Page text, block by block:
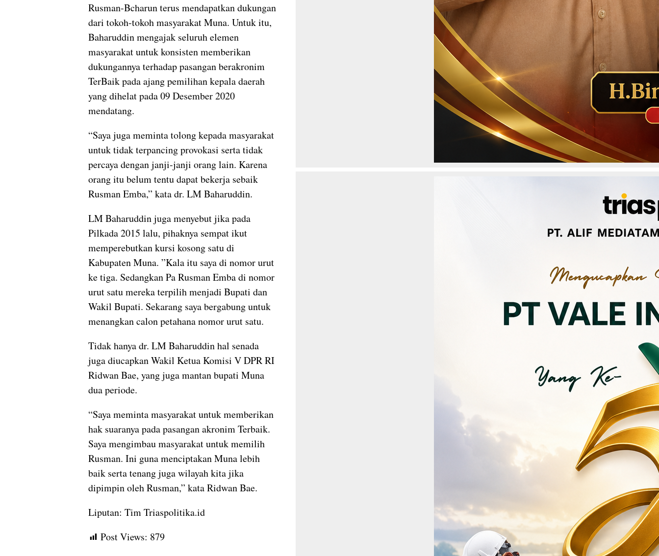
Rusman-Bcharun terus mendapatkan dukungan
dari tokoh-tokoh masyarakat Muna. Untuk itu,
Baharuddin mengajak seluruh elemen
masyarakat untuk konsisten memberikan
dukungannya terhadap pasangan berakronim
TerBaik pada ajang pemilihan kepala daerah
yang dihelat pada 09 Desember 2020
mendatang.
“Saya juga meminta tolong kepada masyarakat
untuk tidak terpancing provokasi serta tidak
percaya dengan janji-janji orang lain. Karena
orang itu belum tentu dapat bekerja sebaik
Rusman Emba,” kata dr. LM Baharuddin.
LM Baharuddin juga menyebut jika pada
Pilkada 2015 lalu, pihaknya sempat ikut
memperebutkan kursi kosong satu di
Kabupaten Muna. ”Kala itu saya di nomor urut
ke tiga. Sedangkan Pa Rusman Emba di nomor
urut satu mereka terpilih menjadi Bupati dan
Wakil Bupati. Sekarang saya bergabung untuk
menangkan calon petahana nomor urut satu.
Tidak hanya dr. LM Baharuddin hal senada
juga diucapkan Wakil Ketua Komisi V DPR RI
Ridwan Bae, yang juga mantan bupati Muna
dua periode.
“Saya meminta masyarakat untuk memberikan
hak suaranya pada pasangan akronim Terbaik.
Saya mengimbau masyarakat untuk memilih
Rusman. Ini guna menciptakan Muna lebih
baik serta tenang juga wilayah kita jika
dipimpin oleh Rusman,” kata Ridwan Bae.
Liputan: Tim Triaspolitika.id
Post Views: 879